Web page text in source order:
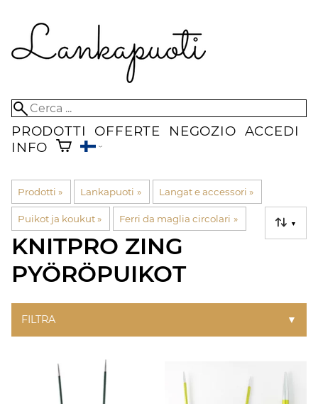
PRODOTTI OFFERTE NEGOZIO ACCEDI
INFO
Prodotti ‪» Lankapuoti ‪» Langat e accessori ‪»
Puikot ja koukut‪» Ferri da maglia circolari ‪» ▼
KNITPRO ZING
PYÖRÖPUIKOT
FILTRA ▼